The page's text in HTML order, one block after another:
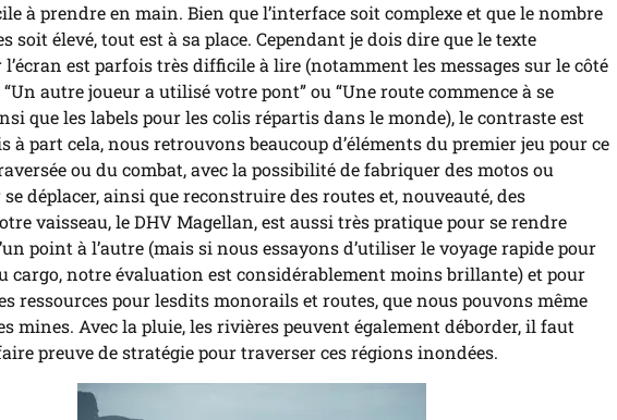
à prendre en main. Bien que l’interface soit complexe et que le nombre
soit élevé, tout est à sa place. Cependant je dois dire que le texte
l’écran est parfois très difficile à lire (notamment les messages sur le côté
autre joueur a utilisé votre pont” ou “Une route commence à se
que les labels pour les colis répartis dans le monde), le contraste est
à part cela, nous retrouvons beaucoup d’éléments du premier jeu pour ce
ou du combat, avec la possibilité de fabriquer des motos ou
déplacer, ainsi que reconstruire des routes et, nouveauté, des
vaisseau, le DHV Magellan, est aussi très pratique pour se rendre
point à l’autre (mais si nous essayons d’utiliser le voyage rapide pour
cargo, notre évaluation est considérablement moins brillante) et pour
ressources pour lesdits monorails et routes, que nous pouvons même
mines. Avec la pluie, les rivières peuvent également déborder, il faut
preuve de stratégie pour traverser ces régions inondées.